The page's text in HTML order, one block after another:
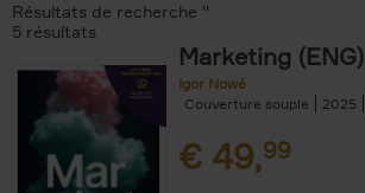
Résultats de recherche ''
5 résultats
Marketing (ENG)
Igor Nowé
Couverture souple
2025
€ 49,99